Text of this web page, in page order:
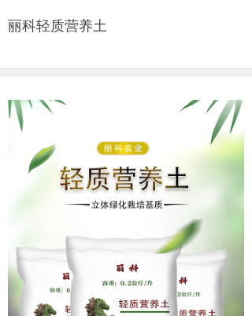
丽科轻质营养土